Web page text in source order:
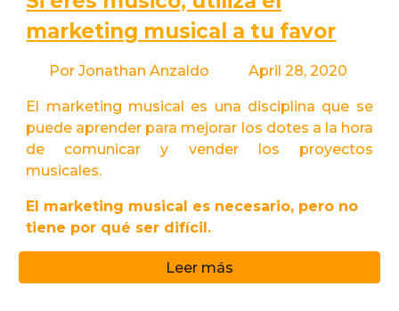
marketing musical a tu favor
Por Jonathan Anzaldo April 28, 2020
El marketing musical es una disciplina que se
puede aprender para mejorar los dotes a la hora
de comunicar y vender los proyectos
musicales.
El marketing musical es necesario, pero no
tiene por qué ser difícil.
Leer más